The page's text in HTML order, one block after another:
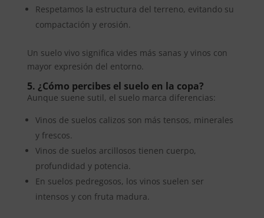
Respetamos la estructura del terreno, evitando su
compactación y erosión.
Un suelo vivo significa vides más sanas y vinos con
mayor expresión del entorno.
5. ¿Cómo percibes el suelo en la copa?
Aunque suene sutil, el suelo marca diferencias:
Vinos de suelos calizos son más tensos, minerales
y frescos.
Vinos de suelos arcillosos tienen cuerpo,
profundidad y potencia.
En suelos pedregosos, los vinos suelen ser
intensos y con fruta madura.